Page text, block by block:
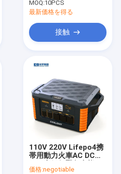
MOQ:10PCS
最新価格を得る
接触
110V 220V Lifepo4携
帯用動力火車AC DC
価格:negotiable